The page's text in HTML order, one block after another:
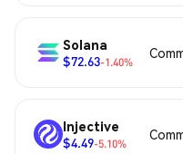
Solana
$72.63-1.40%
Injective
$4.49-5.10%